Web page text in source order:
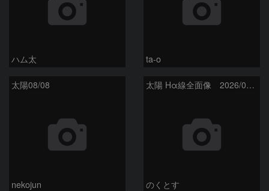
ハム太 ta-o
太陽08/08
nekojun
太陽 Hα線全面像 2026/08/08
のくとす